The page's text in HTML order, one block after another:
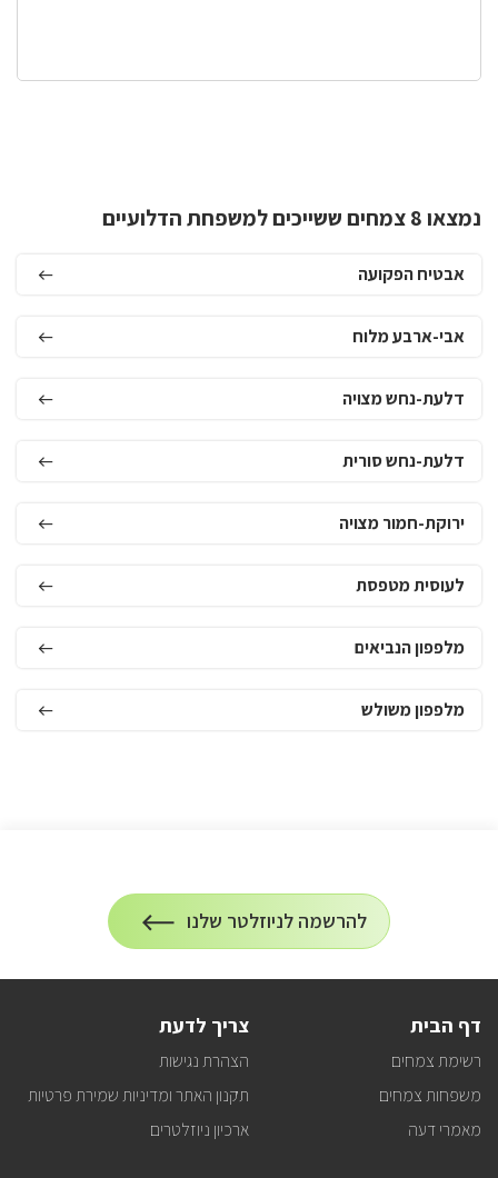
נמצאו 8 צמחים ששייכים למשפחת הדלועיים
אבטיח הפקועה
אבי-ארבע מלוח
דלעת-נחש מצויה
דלעת-נחש סורית
ירוקת-חמור מצויה
לעוסית מטפסת
מלפפון הנביאים
מלפפון משולש
הרשמה
להרשמה לניוזלטר שלנו
על
הרשמה
דף הבית
רשימת צמחים
משפחות צמחים
מאמרי דעה
צריך לדעת
הצהרת נגישות
תקנון האתר ומדיניות שמירת פרטיות
ארכיון ניוזלטרים